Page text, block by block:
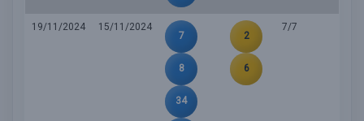
19/11/2024
15/11/2024
7
8
34
2
6
7/7